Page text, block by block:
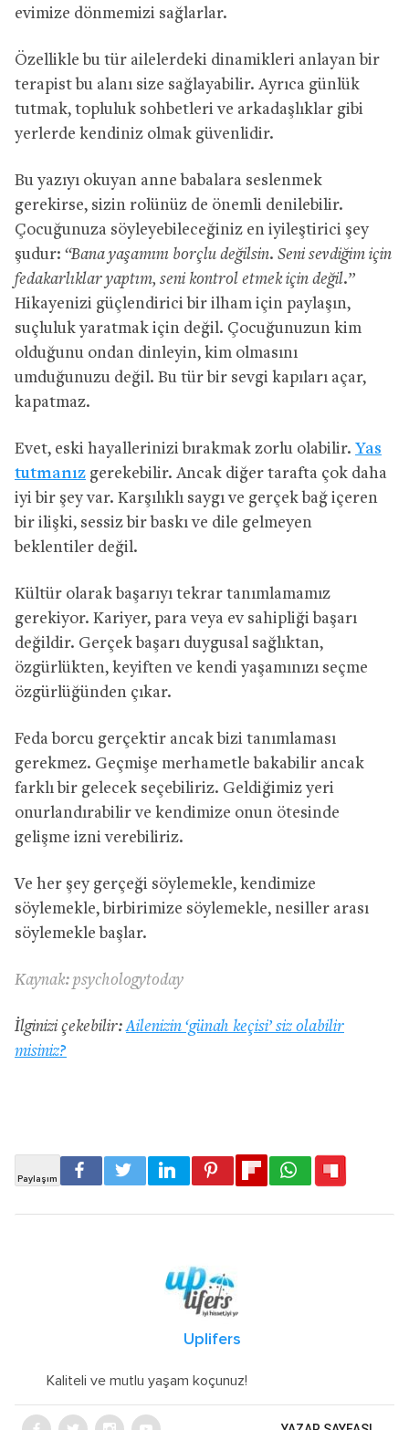
evimize dönmemizi sağlarlar.
Özellikle bu tür ailelerdeki dinamikleri anlayan bir
terapist bu alanı size sağlayabilir. Ayrıca günlük
tutmak, topluluk sohbetleri ve arkadaşlıklar gibi
yerlerde kendiniz olmak güvenlidir.
Bu yazıyı okuyan anne babalara seslenmek
gerekirse, sizin rolünüz de önemli denilebilir.
Çocuğunuza söyleyebileceğiniz en iyileştirici şey
şudur: “Bana yaşamını borçlu değilsin. Seni sevdiğim için
fedakarlıklar yaptım, seni kontrol etmek için değil.”
Hikayenizi güçlendirici bir ilham için paylaşın,
suçluluk yaratmak için değil. Çocuğunuzun kim
olduğunu ondan dinleyin, kim olmasını
umduğunuzu değil. Bu tür bir sevgi kapıları açar,
kapatmaz.
Evet, eski hayallerinizi bırakmak zorlu olabilir. Yas
tutmanız gerekebilir. Ancak diğer tarafta çok daha
iyi bir şey var. Karşılıklı saygı ve gerçek bağ içeren
bir ilişki, sessiz bir baskı ve dile gelmeyen
beklentiler değil.
Kültür olarak başarıyı tekrar tanımlamamız
gerekiyor. Kariyer, para veya ev sahipliği başarı
değildir. Gerçek başarı duygusal sağlıktan,
özgürlükten, keyiften ve kendi yaşamınızı seçme
özgürlüğünden çıkar.
Feda borcu gerçektir ancak bizi tanımlaması
gerekmez. Geçmişe merhametle bakabilir ancak
farklı bir gelecek seçebiliriz. Geldiğimiz yeri
onurlandırabilir ve kendimize onun ötesinde
gelişme izni verebiliriz.
Ve her şey gerçeği söylemekle, kendimize
söylemekle, birbirimize söylemekle, nesiller arası
söylemekle başlar.
Kaynak: psychologytoday
İlginizi çekebilir:Ailenizin ‘günah keçisi’ siz olabilir
misiniz?
Uplifers
Kaliteli ve mutlu yaşam koçunuz!